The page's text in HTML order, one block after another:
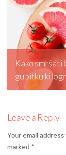
Kako
gubitku
Leave a Reply
Your email
marked *